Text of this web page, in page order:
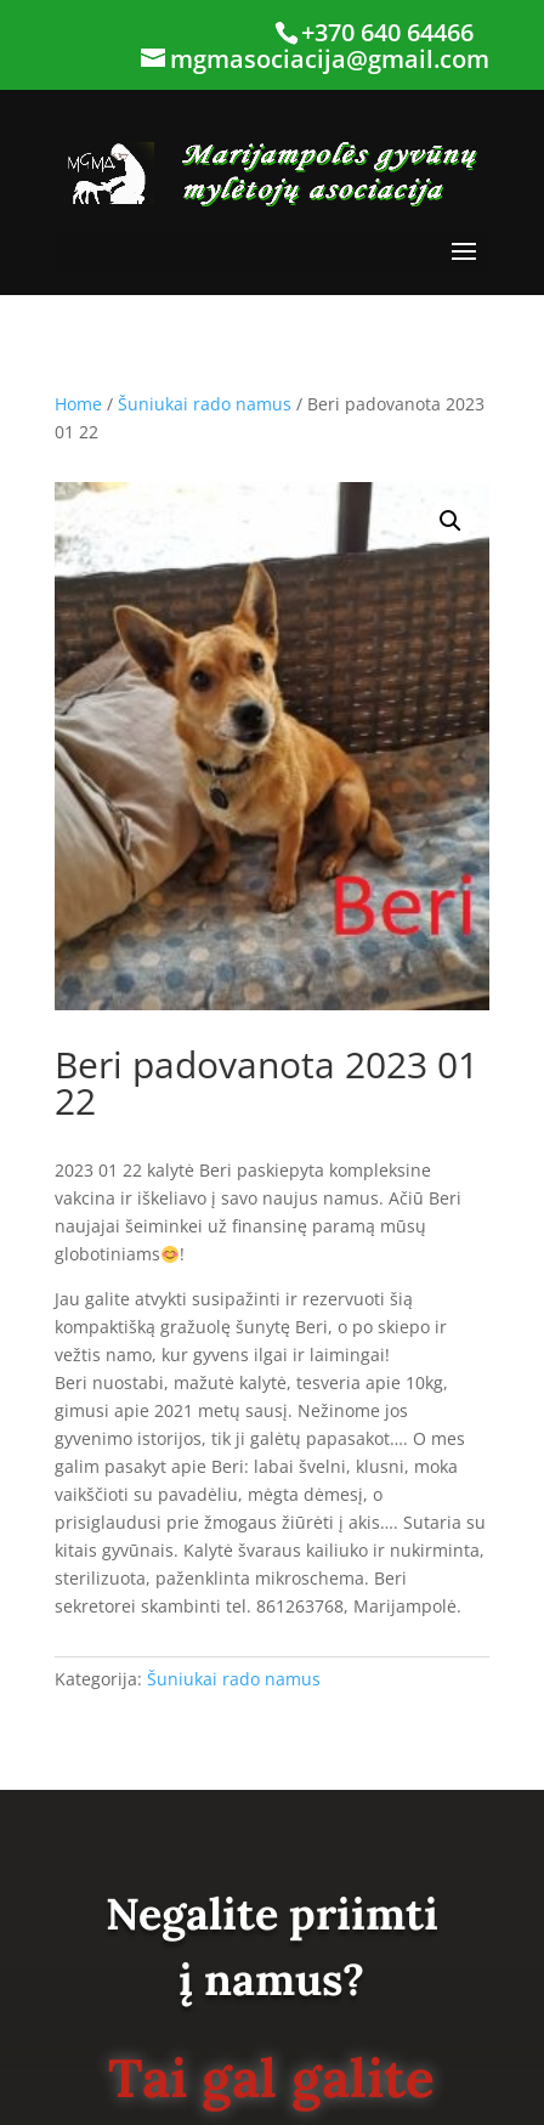
+370 640 64466
mgmasociacija@gmail.com
Home/ Šuniukai rado namus / Beri padovanota 2023
01 22
Beri padovanota 2023 01
22
2023 01 22 kalytė Beri paskiepyta kompleksine
vakcina ir iškeliavo į savo naujus namus. Ačiū Beri
naujajai šeiminkei už finansinę paramą mūsų
globotiniams
!
Jau galite atvykti susipažinti ir rezervuoti šią
kompaktišką gražuolę šunytę Beri, o po skiepo ir
vežtis namo, kur gyvens ilgai ir laimingai!
Beri nuostabi, mažutė kalytė, tesveria apie 10kg,
gimusi apie 2021 metų sausį. Nežinome jos
gyvenimo istorijos, tik ji galėtų papasakot…. O mes
galim pasakyt apie Beri: labai švelni, klusni, moka
vaikščioti su pavadėliu, mėgta dėmesį, o
prisiglaudusi prie žmogaus žiūrėti į akis…. Sutaria su
kitais gyvūnais. Kalytė švaraus kailiuko ir nukirminta,
sterilizuota, paženklinta mikroschema. Beri
sekretorei skambinti tel. 861263768, Marijampolė.
Kategorija: Šuniukai rado namus
Negalite priimti
į namus?
Tai gal galite